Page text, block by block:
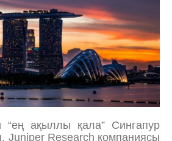
“ең ақыллы қала” Сингапур
Juniper Research компаниясы